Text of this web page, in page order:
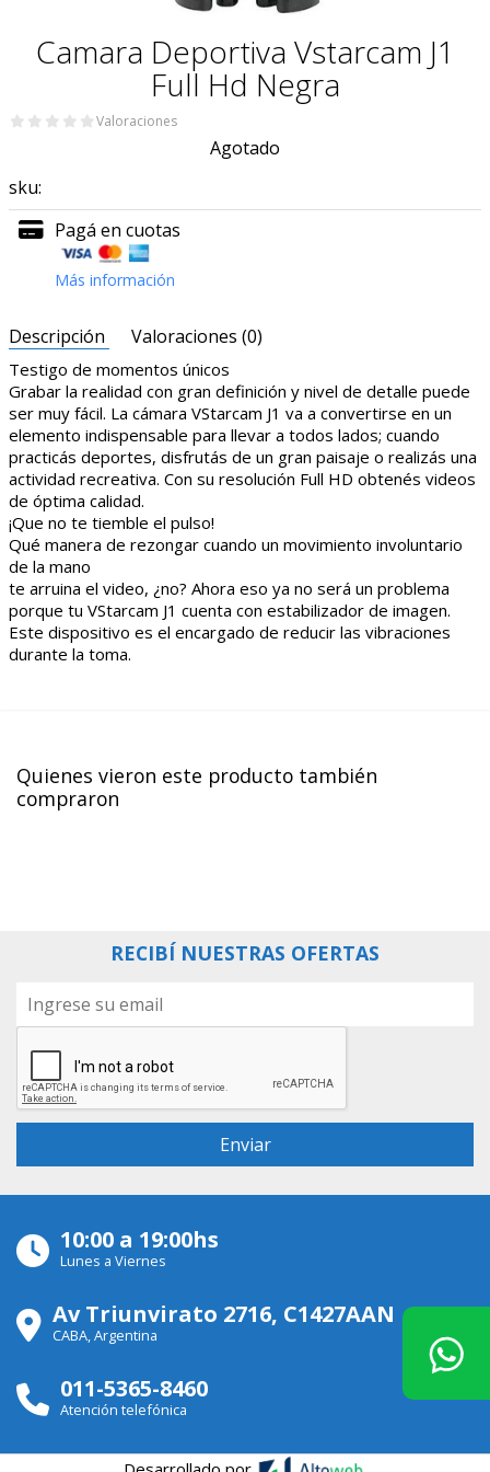
Camara Deportiva Vstarcam J1
Full Hd Negra
Valoraciones
Agotado
sku:
Pagá en cuotas
Más información
Descripción Valoraciones (0)
Testigo de momentos únicos
Grabar la realidad con gran definición y nivel de detalle puede
ser muy fácil. La cámara VStarcam J1 va a convertirse en un
elemento indispensable para llevar a todos lados; cuando
practicás deportes, disfrutás de un gran paisaje o realizás una
actividad recreativa. Con su resolución Full HD obtenés videos
de óptima calidad.
¡Que no te tiemble el pulso!
Qué manera de rezongar cuando un movimiento involuntario
de la mano
te arruina el video, ¿no? Ahora eso ya no será un problema
porque tu VStarcam J1 cuenta con estabilizador de imagen.
Este dispositivo es el encargado de reducir las vibraciones
durante la toma.
Quienes vieron este producto también
compraron
RECIBÍ NUESTRAS OFERTAS
10:00 a 19:00hs
Lunes a Viernes
Av Triunvirato 2716, C1427AAN
CABA, Argentina
011-5365-8460
Atención telefónica